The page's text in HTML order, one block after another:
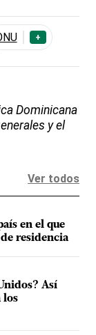
+
Dominicana
y el
Ver todos
en el que
residencia
Así
los